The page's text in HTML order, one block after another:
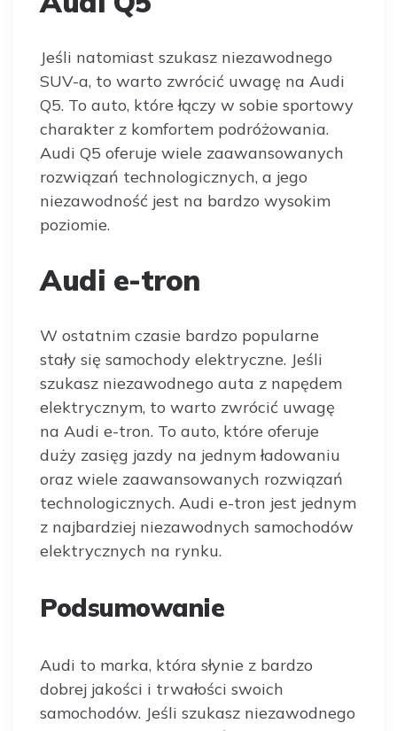
Jeśli natomiast szukasz niezawodnego
SUV-a, to warto zwrócić uwagę na Audi
Q5. To auto, które łączy w sobie sportowy
charakter z komfortem podróżowania.
Audi Q5 oferuje wiele zaawansowanych
rozwiązań technologicznych, a jego
niezawodność jest na bardzo wysokim
poziomie.
Audi e-tron
W ostatnim czasie bardzo popularne
stały się samochody elektryczne. Jeśli
szukasz niezawodnego auta z napędem
elektrycznym, to warto zwrócić uwagę
na Audi e-tron. To auto, które oferuje
duży zasięg jazdy na jednym ładowaniu
oraz wiele zaawansowanych rozwiązań
technologicznych. Audi e-tron jest jednym
z najbardziej niezawodnych samochodów
elektrycznych na rynku.
Podsumowanie
Audi to marka, która słynie z bardzo
dobrej jakości i trwałości swoich
samochodów. Jeśli szukasz niezawodnego